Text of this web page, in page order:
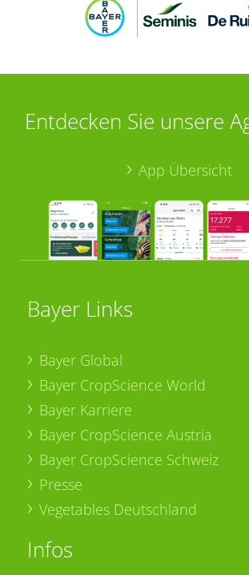
Entdecken Sie unsere
App Übersicht
Bayer Links
Bayer Global
Bayer CropScience World
Bayer Karriere
Bayer CropScience Austria
Bayer CropScience Schweiz
Presse
Vegetables Deutschland
Infos